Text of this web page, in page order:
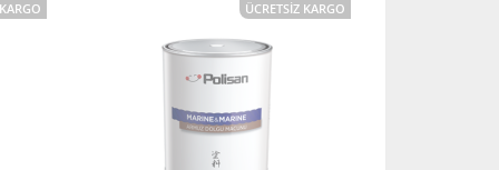
ÜCRETSIZ KARGO